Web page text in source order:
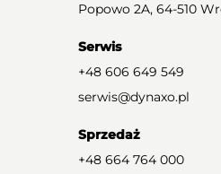
Popowo 2A, 64-510
Serwis
+48 606 649 549
serwis@dynaxo.pl
Sprzedaż
+48 664 764 000